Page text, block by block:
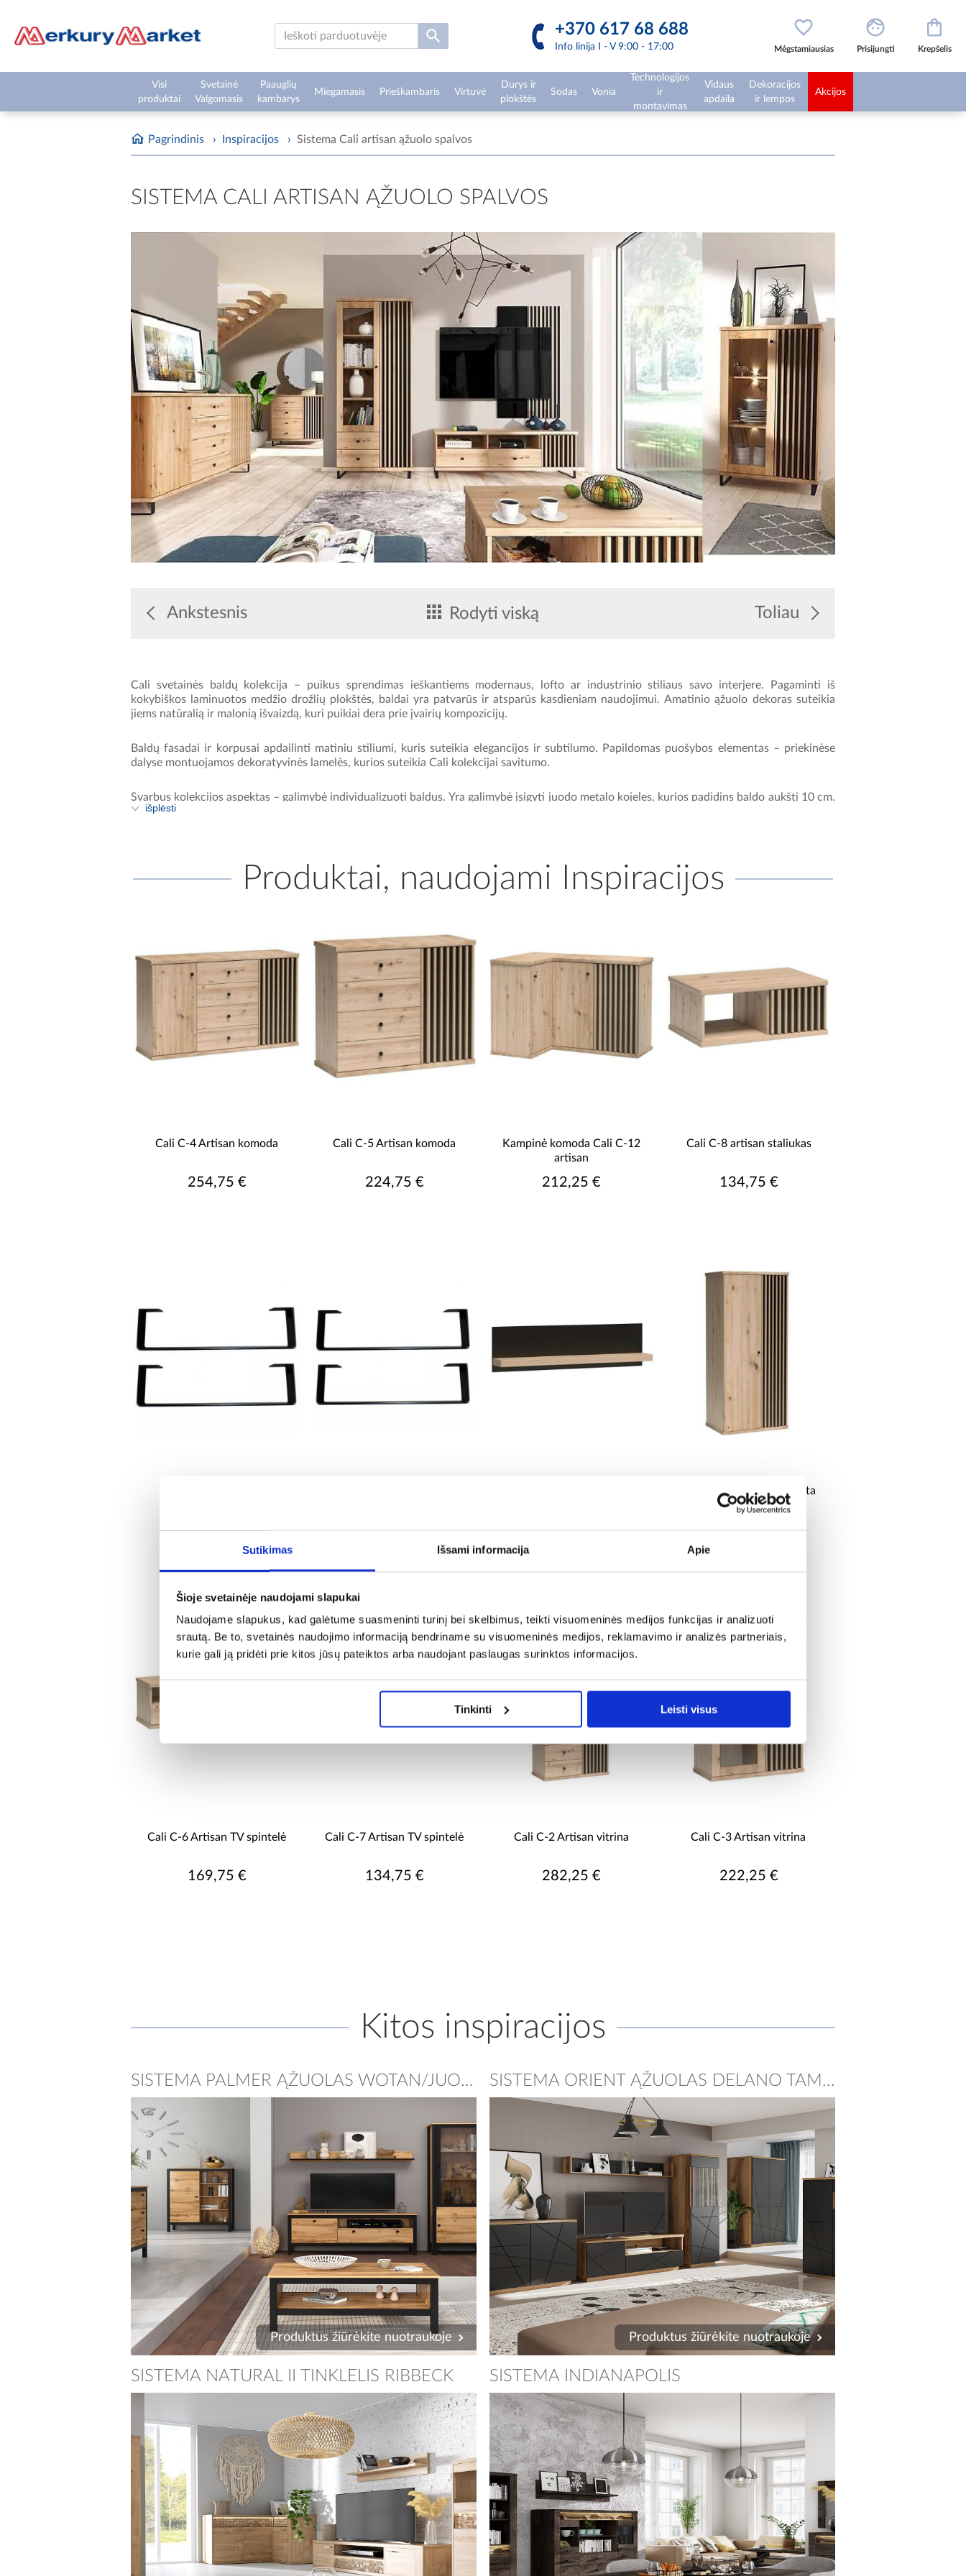
Sutikimas Išsami informacija Apie
Šioje svetainėje naudojami slapukai
Naudojame slapukus, kad galėtume suasmeninti turinį bei skelbimus, teikti visuomeninės medijos funkcijas ir analizuoti
srautą. Be to, svetainės naudojimo informaciją bendriname su visuomeninės medijos, reklamavimo ir analizės partneriais,
kurie gali ją pridėti prie kitos jūsų pateiktos arba naudojant paslaugas surinktos informacijos.
Tinkinti Leisti visus
+370 617 68 688
Info linija I - V 9:00 - 17:00 Mėgstamiausias Prisijungti Krepšelis
Visi
produktai
Svetainė
Valgomasis
Paauglių
kambarys
Miegamasis Prieškambaris Virtuvė
Durys ir
plokštės
Sodas Vonia
Technologijos
ir
montavimas
Vidaus
apdaila
Dekoracijos
ir lempos
Akcijos
Pagrindinis › Inspiracijos › Sistema Cali artisan ąžuolo spalvos
SISTEMA CALI ARTISAN ĄŽUOLO SPALVOS
Ankstesnis Rodyti viską Toliau
Cali svetainės baldų kolekcija – puikus sprendimas ieškantiems modernaus, lofto ar industrinio stiliaus savo interjere.
Pagaminti iš
kokybiškos laminuotos medžio drožlių plokštės, baldai yra patvarūs ir atsparūs kasdieniam naudojimui. Amatinio ąžuolo dekoras suteikia
jiems natūralią ir malonią išvaizdą, kuri puikiai dera prie įvairių kompozicijų.
Baldų fasadai ir korpusai apdailinti matiniu stiliumi, kuris suteikia elegancijos ir subtilumo.
Papildomas puošybos elementas – priekinėse
dalyse montuojamos dekoratyvinės lamelės, kurios suteikia Cali kolekcijai savitumo.
Svarbus kolekcijos aspektas – galimybė individualizuoti baldus. Yra galimybė įsigyti juodo metalo kojeles, kurios padidins baldo aukštį 10 cm.
Dėl to baldus galėsite pritaikyti pagal individualius pageidavimus ir poreikius.
Vitrinos iš Cali kolekcijos yra puiki vieta vertingiems daiktams ir dekoracijoms eksponuoti.
Televizoriaus stovai leidžia estetiškai išdėstyti
Ištraukiami stalai su stačiakampiais stalviršiais – idealus sprendimas šeimoms ar dažniems svečiams.
paviršių pagal žmonių skaičių prie stalo.
Metalinės kojelės, padengtos milteliniu būdu juodai, suteikia joms pramoninio pobūdžio.
Cali kolekcijoje taip pat yra pakabinama lentyna, kuri puikiai tiks kaip vieta knygoms, dekoracijoms ar kitiems smulkiems daiktams.
staliukas yra nepamainomas elementas kiekvienoje svetainėje, tai ideali vieta atsipalaiduoti ir susitikti su šeima ar draugais.
Cali svetainės baldų kolekcijoje dera modernus, palėpės ir industrinis stilius, siūlanti daugybę išdėstymo galimybių.
medžiagų, baldai yra patvarūs ir funkcionalūs, puikiai tinkantys kasdieniam naudojimui.
išplėsti
Produktai, naudojami Inspiracijos
Cali C-4 Artisan komoda
254,75 €
Cali C-5 Artisan komoda
224,75 €
Kampinė komoda Cali C-12
artisan
212,25 €
Cali C-8 artisan staliukas
134,75 €
37,25 €
Cali C-1 amatininkų spinta
Cali C-6 Artisan TV spintelė
169,75 €
Cali C-7 Artisan TV spintelė
134,75 €
Cali C-2 Artisan vitrina
282,25 €
Cali C-3 Artisan vitrina
222,25 €
Kitos inspiracijos
SISTEMA PALMER ĄŽUOLAS WOTAN/JUODAS
Produktus žiūrėkite nuotraukoje
SISTEMA ORIENT ĄŽUOLAS DELANO TAMSUS/JUODAS
Produktus žiūrėkite nuotraukoje
SISTEMA NATURAL II TINKLELIS RIBBECK SISTEMA INDIANAPOLIS